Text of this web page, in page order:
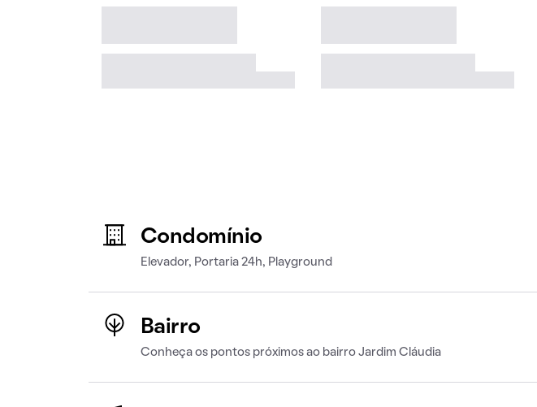
Condomínio
Elevador, Portaria 24h, Playground
Bairro
Conheça os pontos próximos ao bairro Jardim Cláudia